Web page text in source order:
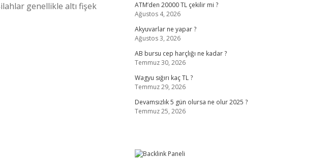
genellikle altı fişek
ATM’den 20000 TL çekilir mi ?
Ağustos 4, 2026
Akyuvarlar ne yapar ?
Ağustos 3, 2026
AB bursu cep harçlığı ne kadar ?
Temmuz 30, 2026
Wagyu sığırı kaç TL ?
Temmuz 29, 2026
Devamsızlık 5 gün olursa ne olur 2025 ?
Temmuz 25, 2026